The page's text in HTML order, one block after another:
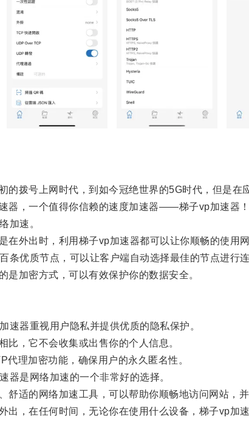
拨号上网时代，到如今冠绝世界的5G时代，但是在
，一个值得你信赖的速度加速器——梯子vp加速器！
加速。
外出时，利用梯子vp加速器都可以让你顺畅的使用网
优质节点，可以让客户端自动选择最佳的节点进行连
加密方式，可以有效保护你的数据安全。
器重视用户隐私并提供优质的隐私保护。
，它不会收集或出售你的个人信息。
理加密功能，确保用户的永久匿名性。
是网络加速的一个非常好的选择。
适的网络加速工具，可以帮助你顺畅地访问网站，并
，在任何时间，无论你在使用什么设备，梯子vp加速